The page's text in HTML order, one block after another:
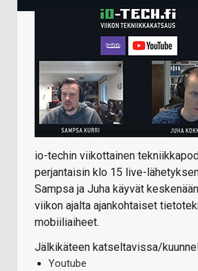
io-techin viikottainen
perjantaisin klo 15 live-
Sampsa ja Juha käyvät
viikon ajalta ajankohtaiset
mobiiliaiheet.
Jälkikäteen katseltavissa/
Youtube